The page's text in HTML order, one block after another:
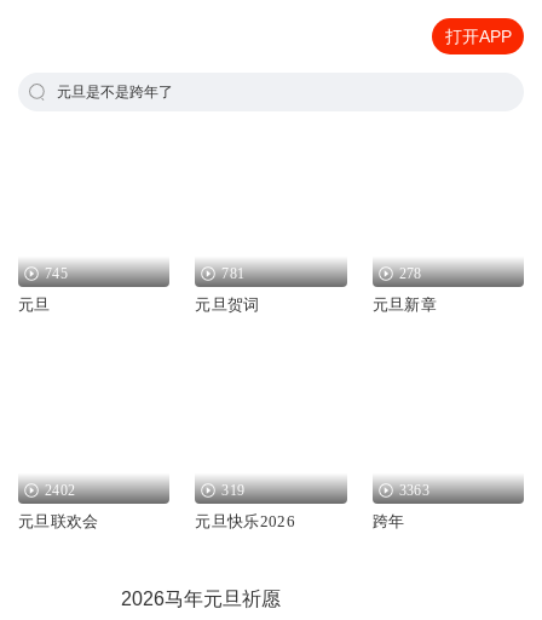
打开APP
元旦是不是跨年了
745
元旦
781
元旦贺词
278
元旦新章
2402
元旦联欢会
319
元旦快乐2026
3363
跨年
2026马年元旦祈愿